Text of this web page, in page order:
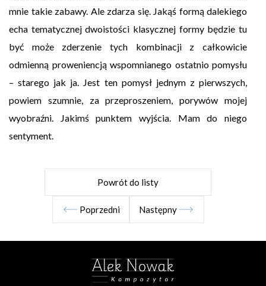
mnie takie zabawy. Ale zdarza się. Jakąś formą dalekiego
echa tematycznej dwoistości klasycznej formy będzie tu
być może zderzenie tych kombinacji z całkowicie
odmienną proweniencją wspomnianego ostatnio pomysłu
– starego jak ja. Jest ten pomysł jednym z pierwszych,
powiem szumnie, za przeproszeniem, porywów mojej
wyobraźni. Jakimś punktem wyjścia. Mam do niego
sentyment.
Poprzedni
Powrót do listy
Następny